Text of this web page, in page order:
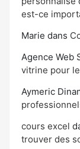
est-ce
Marie dans
Agence Web
vitrine pour
Aymeric
cours excel
trouver des